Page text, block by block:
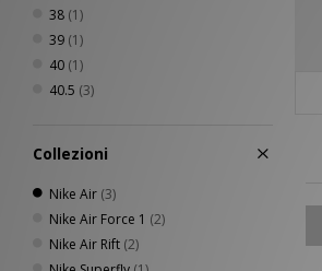
38 (1)
39 (1)
40 (1)
40.5 (3)
Collezioni
Nike Air (3)
Nike Air Force 1 (2)
Nike Air Rift (2)